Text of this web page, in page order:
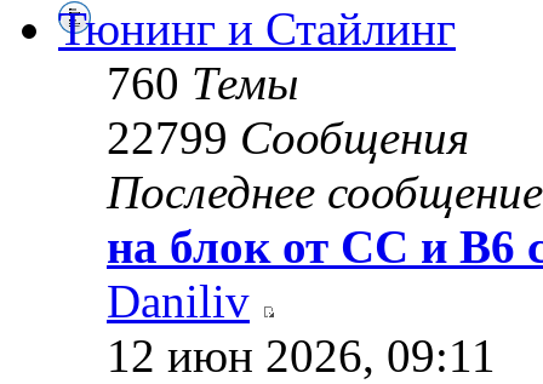
Тюнинг и Стайлинг
760 Темы
22799 Сообщения
Последнее сообщение
на блок от CC и B6
Daniliv
12 июн 2026, 09:11